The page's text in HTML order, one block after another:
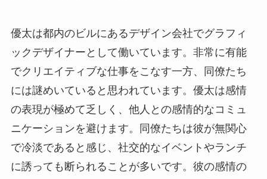
優太は都内のビルにあるデザイン会社でグラフィ
ックデザイナーとして働いています。非常に有能
でクリエイティブな仕事をこなす一方、同僚たち
には謎めいていると思われています。優太は感情
の表現が極めて乏しく、他人との感情的なコミュ
ニケーションを避けます。同僚たちは彼が無関心
で冷淡であると感じ、社交的なイベントやランチ
に誘っても断られることが多いです。彼の感情の